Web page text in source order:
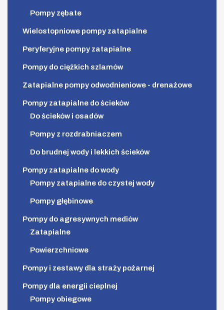
Pompy zębate
Wielostopniowe pompy zatapialne
Peryferyjne pompy zatapialne
Pompy do ciężkich szlamów
Zatapialne pompy odwodnieniowe - drenażowe
Pompy zatapialne do ścieków
Do ścieków i osadów
Pompy z rozdrabniaczem
Do brudnej wody i lekkich ścieków
Pompy zatapialne do wody
Pompy zatapialne do czystej wody
Pompy głębinowe
Pompy do agresywnych mediów
Zatapialne
Powierzchniowe
Pompy i zestawy dla straży pożarnej
Pompy dla energii cieplnej
Pompy obiegowe